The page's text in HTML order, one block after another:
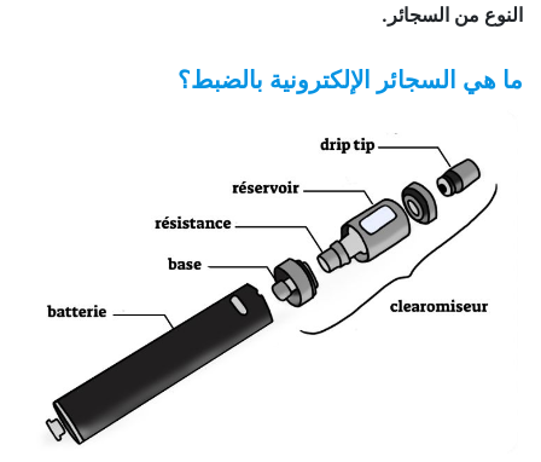
النوع من السجائر.
ما هي السجائر الإلكترونية بالضبط؟